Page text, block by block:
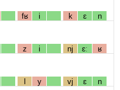
fʁ i k ɛ n
z i nj ɛː ʁ
l y vj ɛ n